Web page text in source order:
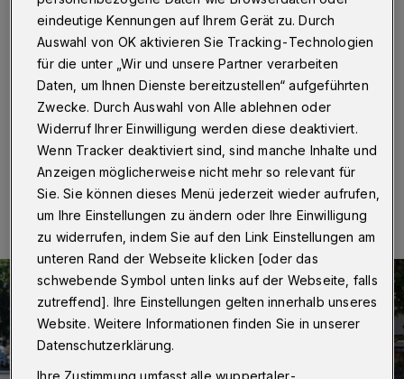
Wuppertal·Die letzten Arbeiten an der B7 in
Unterbarmen sind fertig. Seit Montagvormittag (19.
Februar 2024) ist die Verkehrsverbindung zwischen
Elberfeld und Barmen wieder freigegeben.
19.02.2024 , 11:44 Uhr Eine Minute Lesezeit
eindeutige Kennungen auf Ihrem Gerät zu. Durch
Auswahl von OK aktivieren Sie Tracking-Technologien
für die unter „Wir und unsere Partner verarbeiten
Daten, um Ihnen Dienste bereitzustellen“ aufgeführten
Zwecke. Durch Auswahl von Alle ablehnen oder
Widerruf Ihrer Einwilligung werden diese deaktiviert.
Wenn Tracker deaktiviert sind, sind manche Inhalte und
Anzeigen möglicherweise nicht mehr so relevant für
Sie. Sie können dieses Menü jederzeit wieder aufrufen,
um Ihre Einstellungen zu ändern oder Ihre Einwilligung
zu widerrufen, indem Sie auf den Link Einstellungen am
unteren Rand der Webseite klicken [oder das
schwebende Symbol unten links auf der Webseite, falls
zutreffend]. Ihre Einstellungen gelten innerhalb unseres
Website. Weitere Informationen finden Sie in unserer
Datenschutzerklärung.